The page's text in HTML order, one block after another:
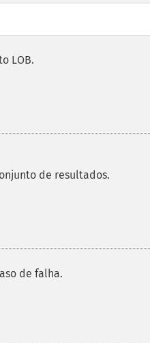
LOB.
de resultados.
de falha.